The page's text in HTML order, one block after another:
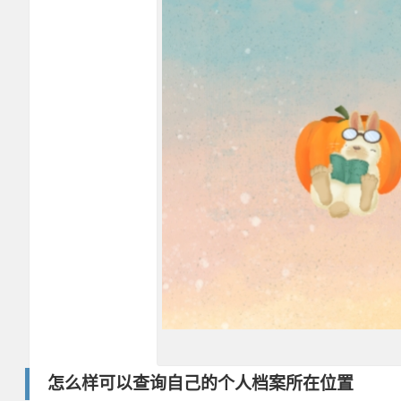
怎么样可以查询自己的个人档案所在位置